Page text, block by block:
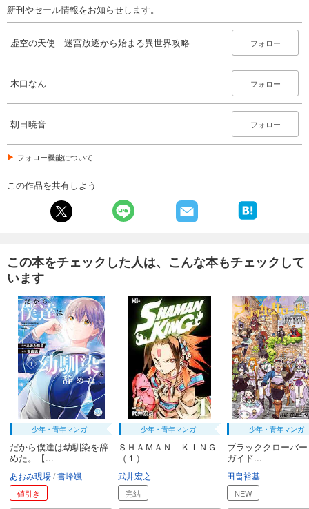
新刊やセール情報をお知らせします。
虚空の天使 迷宮放逐から始まる異世界攻略 フォロー
木口なん フォロー
朝日暁音 フォロー
フォロー機能について
この作品を共有しよう
この本をチェックした人は、こんな本もチェックして
います
少年・青年マンガ
だから僕達は幼馴染を辞
めた。【...
あおみ現場 書峰颯
値引き
少年・青年マンガ
ＳＨＡＭＡＮ ＫＩＮＧ
（１）
武井宏之
完結
少年・青年マンガ
ブラッククローバ
ガイド...
田畠裕基
NEW